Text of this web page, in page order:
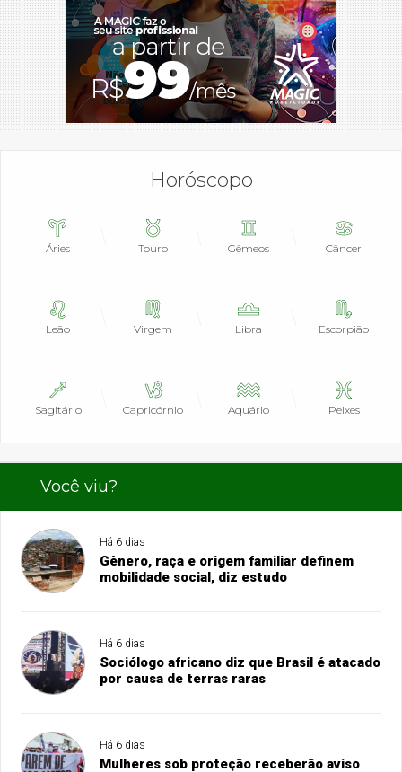
Horóscopo
Áries Touro Gêmeos Câncer
Leão Virgem Libra Escorpião
Sagitário Capricórnio Aquário Peixes
Você viu?
Há 6 dias
Gênero, raça e origem familiar definem
mobilidade social, diz estudo
Há 6 dias
Sociólogo africano diz que Brasil é atacado
por causa de terras raras
Há 6 dias
Mulheres sob proteção receberão aviso